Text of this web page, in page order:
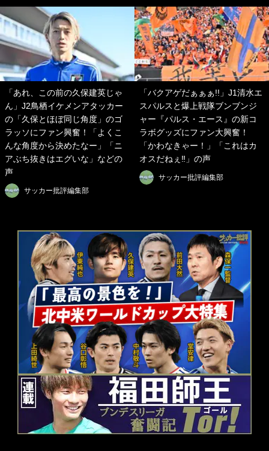
「あれ、この前の久保建英じゃ
ん」J2鳥栖イケメンアタッカー
の「久保とほぼ同じ角度」のゴ
ラッソにファン興奮！「よくこ
んな角度から決めたなー」「ニ
アぶち抜きはエグいな」などの
声
サッカー批評編集部
「バクアゲだぁぁぁ!!」J1清水エ
スパルスと爆上戦隊ブンブンジ
ャー『パルス・エース』の新コ
ラボグッズにファン大興奮！
「かわなきゃー！」「これはカ
オスだねぇ‼︎」の声
サッカー批評編集部